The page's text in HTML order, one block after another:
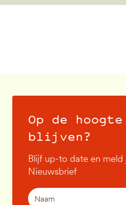
Op de hoogte
blijven?
Blijf up-to date en meld
Nieuwsbrief